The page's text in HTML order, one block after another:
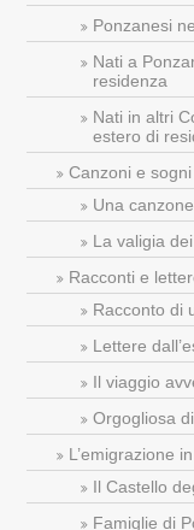
Ponzanesi
Nati a
residenza
Nati in altri
estero di
Canzoni e sogni
Una
La valigia
Racconti e
Racconto di
Lettere
Il viaggio
Orgogliosa
L’emigrazione
Il Castello
Famiglie di